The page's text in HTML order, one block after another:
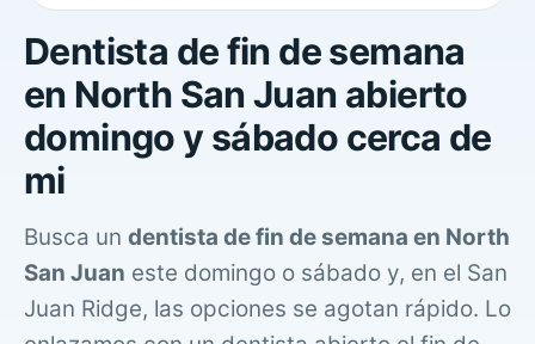
Dentista de fin de semana
en North San Juan abierto
domingo y sábado cerca de
mi
Busca un dentista de fin de semana en North
San Juan este domingo o sábado y, en el San
Juan Ridge, las opciones se agotan rápido. Lo